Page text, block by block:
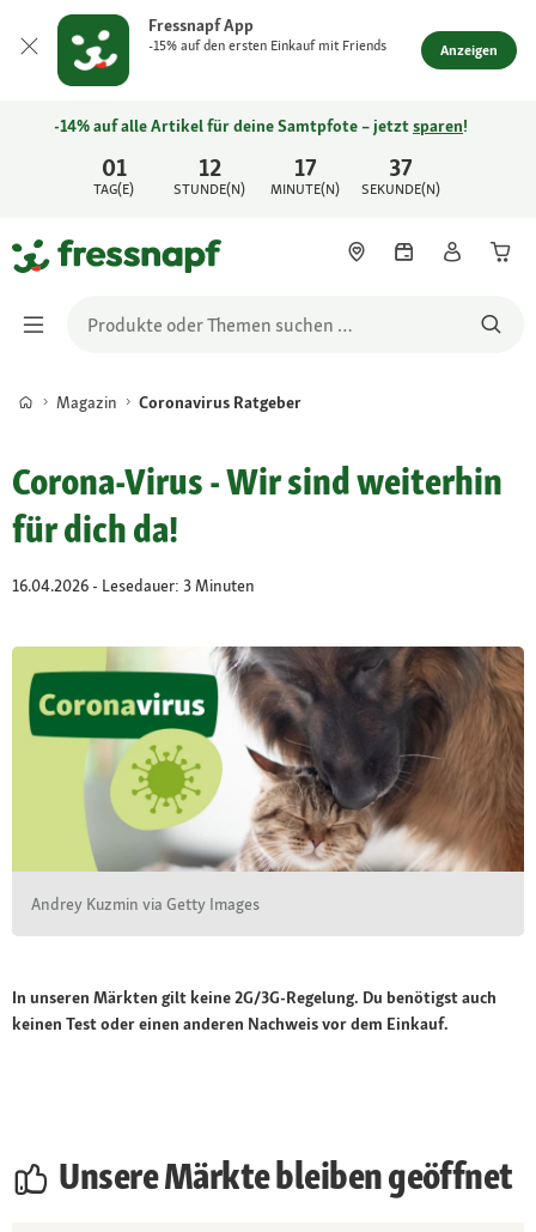
Fressnapf App
-15% auf den ersten Einkauf mit Friends Anzeigen
01
TAG(E)
12
STUNDE(N)
17
MINUTE(N)
37
SEKUNDE(N)
-14% auf alle Artikel für deine Samtpfote – jetztsparen!
Magazin Coronavirus Ratgeber
Corona-Virus - Wir sind weiterhin
für dich da!
16.04.2026 - Lesedauer: 3 Minuten
Andrey Kuzmin via Getty Images
In unseren Märkten gilt keine 2G/3G-Regelung. Du benötigst auch
keinen Test oder einen anderen Nachweis vor dem Einkauf.
Unsere Märkte bleiben geöffnet